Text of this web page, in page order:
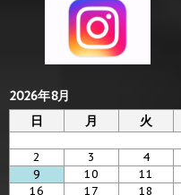
2026年8月
日
月 火
2
3 4
9
10 11
16
17 18